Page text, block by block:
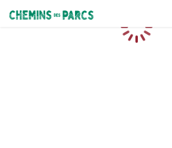
Chemins des Parcs